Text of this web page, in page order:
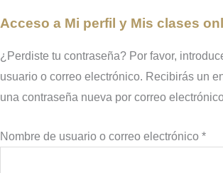
Acceso a Mi perfil y Mis clases
¿Perdiste tu contraseña? Por favor,
usuario o correo electrónico. Recibirás un
una contraseña nueva por correo
Nombre de usuario o correo electrónico *